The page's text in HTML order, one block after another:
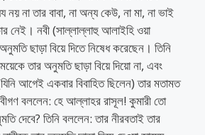
নয় না তার বাবা, না অন্য কেউ, না মা, না ভাই
নেই। নবী (সাল্লাল্লাহু আলাইহি ওয়া
ছাড়া বিয়ে দিতে নিষেধ করেছেন। তিনি
তার অনুমতি ছাড়া বিয়ে দিয়ো না, এবং
আগেই একবার বিবাহিত ছিলেন) তার মতামত
বললেন: হে আল্লাহর রাসূল! কুমারী তো
দেবে? তিনি বললেন: তার নীরবতাই তার